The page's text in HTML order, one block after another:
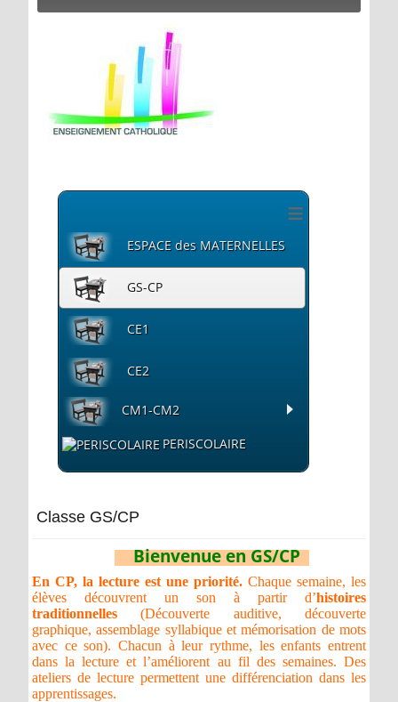
≡
ESPACE des MATERNELLES
GS-CP
CE1
CE2
CM1-CM2
PERISCOLAIRE
Classe GS/CP
Bienvenue en GS/CP
En CP, la lecture est une priorité. Chaque semaine, les
élèves découvrent un son à partir d’histoires
traditionnelles (Découverte auditive, découverte
graphique, assemblage syllabique et mémorisation de mots
avec ce son). Chacun à leur rythme, les enfants entrent
dans la lecture et l’améliorent au fil des semaines. Des
ateliers de lecture permettent une différenciation dans les
apprentissages.